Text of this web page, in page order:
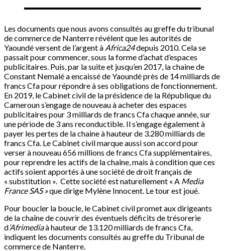
Les documents que nous avons consultés au greffe du tribunal
de commerce de Nanterre révèlent que les autorités de
Yaoundé versent de l’argent à Africa24depuis 2010. Cela se
passait pour commencer, sous la forme d’achat d’espaces
publicitaires. Puis, par la suite et jusqu’en 2017, la chaine de
Constant Nemalé a encaissé de Yaoundé près de 14 milliards de
francs Cfa pour répondre à ses obligations de fonctionnement.
En 2019, le Cabinet civil de la présidence de la République du
Cameroun s’engage de nouveau à acheter des espaces
publicitaires pour 3 milliards de francs Cfa chaque année, sur
une période de 3 ans reconductible. Il s’engage également à
payer les pertes de la chaine à hauteur de 3.280 milliards de
francs Cfa. Le Cabinet civil marque aussi son accord pour
verser à nouveau 656 millions de francs Cfa supplémentaires,
pour reprendre les actifs de la chaîne, mais à condition que ces
actifs soient apportés à une société de droit français de
« substitution ». Cette société est naturellement « A Media
France SAS »que dirige Mylène Innocent. Le tour est joué.
Pour boucler la boucle, le Cabinet civil promet aux dirigeants
de la chaîne de couvrir des éventuels déficits de trésorerie
d’Afrimediaà hauteur de 13.120 milliards de francs Cfa,
indiquent les documents consultés au greffe du Tribunal de
commerce de Nanterre.